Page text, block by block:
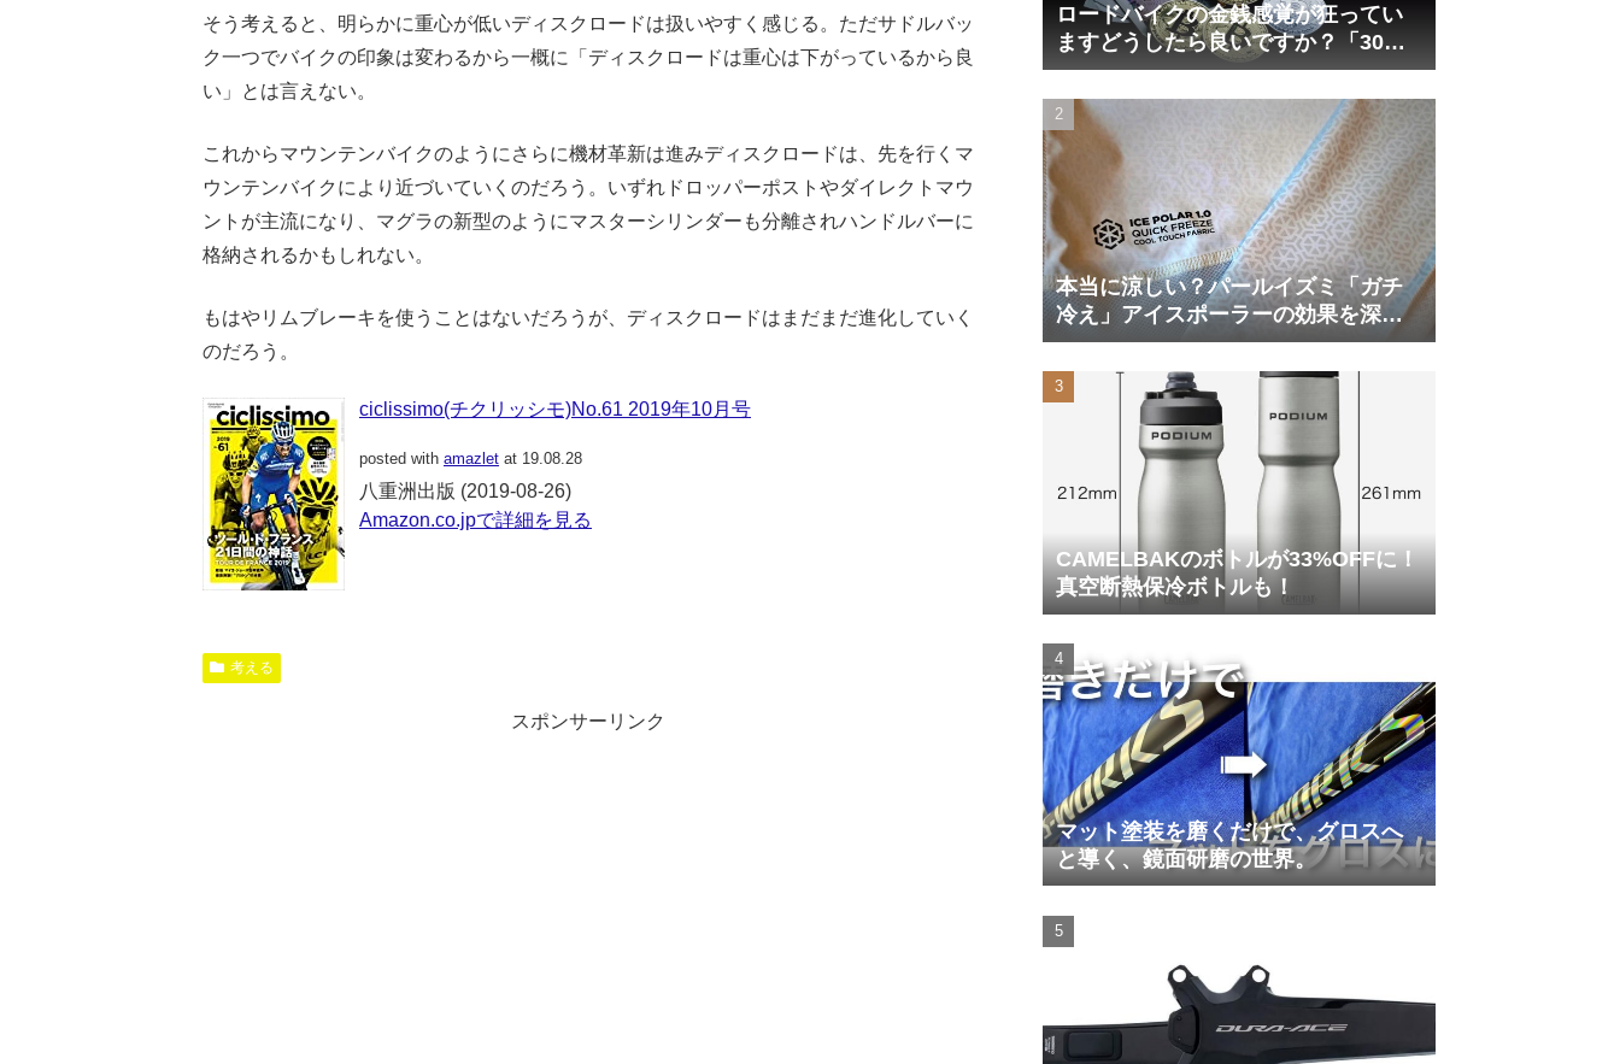
そう考えると、明らかに重心が低いディスクロードは扱いやすく感じる。ただサドルバッ
ク一つでバイクの印象は変わるから一概に「ディスクロードは重心は下がっているから良
い」とは言えない。
これからマウンテンバイクのようにさらに機材革新は進みディスクロードは、先を行くマ
ウンテンバイクにより近づいていくのだろう。いずれドロッパーポストやダイレクトマウ
ントが主流になり、マグラの新型のようにマスターシリンダーも分離されハンドルバーに
格納されるかもしれない。
もはやリムブレーキを使うことはないだろうが、ディスクロードはまだまだ進化していく
のだろう。
ciclissimo(チクリッシモ)No.61 2019年10月号
posted with amazlet at 19.08.28
八重洲出版 (2019-08-26)
Amazon.co.jpで詳細を見る
考える
スポンサーリンク
ロードバイクの金銭感覚が狂ってい
ますどうしたら良いですか？「30万
円は安い」の正体
本当に涼しい？パールイズミ「ガチ
冷え」アイスポーラーの効果を深部
体温計COREで測ってみた
CAMELBAKのボトルが33%OFFに！
真空断熱保冷ボトルも！
マット塗装を磨くだけで、グロスへ
と導く、鏡面研磨の世界。